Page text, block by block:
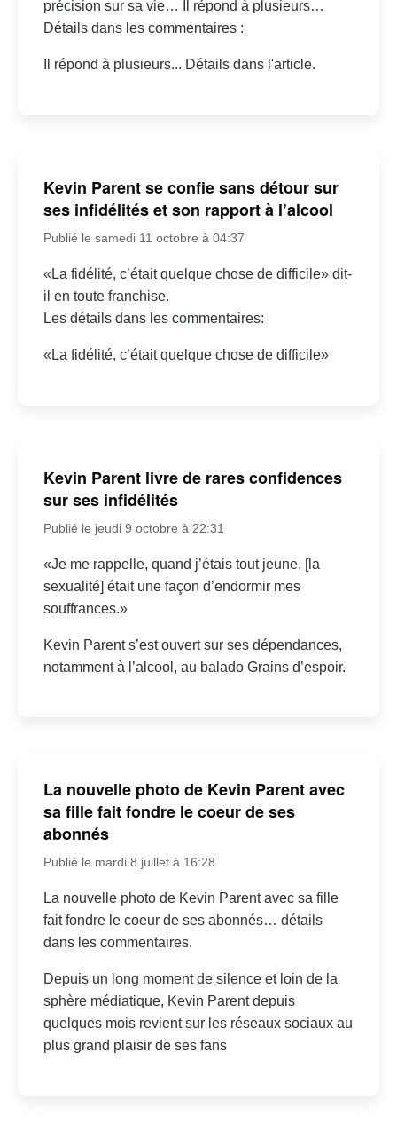
précision sur sa vie… Il répond à plusieurs…
Détails dans les commentaires :
Il répond à plusieurs... Détails dans l'article.
Kevin Parent se confie sans détour sur
ses infidélités et son rapport à l’alcool
Publié le samedi 11 octobre à 04:37
«La fidélité, c’était quelque chose de difficile» dit-
il en toute franchise.
Les détails dans les commentaires:
«La fidélité, c’était quelque chose de difficile»
Kevin Parent livre de rares confidences
sur ses infidélités
Publié le jeudi 9 octobre à 22:31
«Je me rappelle, quand j’étais tout jeune, [la
sexualité] était une façon d’endormir mes
souffrances.»
Kevin Parent s’est ouvert sur ses dépendances,
notamment à l’alcool, au balado Grains d’espoir.
La nouvelle photo de Kevin Parent avec
sa fille fait fondre le coeur de ses
abonnés
Publié le mardi 8 juillet à 16:28
La nouvelle photo de Kevin Parent avec sa fille
fait fondre le coeur de ses abonnés… détails
dans les commentaires.
Depuis un long moment de silence et loin de la
sphère médiatique, Kevin Parent depuis
quelques mois revient sur les réseaux sociaux au
plus grand plaisir de ses fans